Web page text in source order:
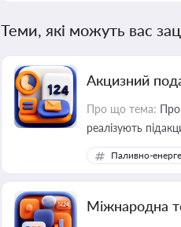
Теми, які можуть вас
Акцизний
Про що тема: Про
реалізують
Паливно-
Міжнародна